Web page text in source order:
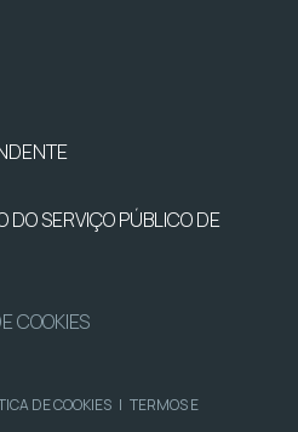
DO SERVIÇO PÚBLICO DE
COOKIES
DE COOKIES | TERMOS E